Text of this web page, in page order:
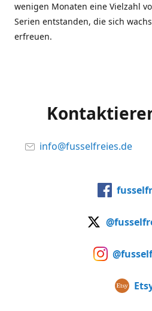
wenigen Monaten eine Vielzahl
Serien entstanden, die sich
erfreuen.
info@fusselfreies.de